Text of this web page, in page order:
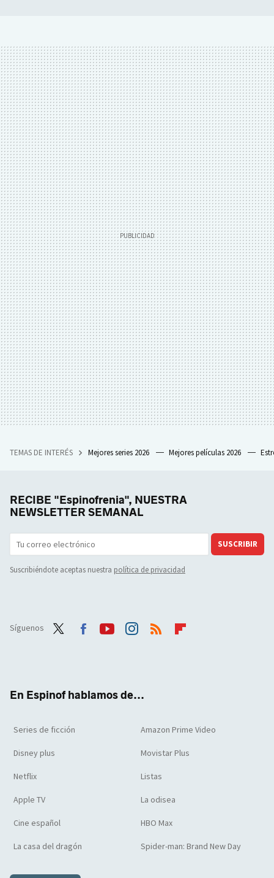
TEMAS DE INTERÉS Mejores series 2026 Mejores películas 2026
RECIBE "Espinofrenia", NUESTRA
NEWSLETTER SEMANAL
SUSCRIBIR
Suscribiéndote aceptas nuestra política de privacidad
Síguenos
En Espinof hablamos de...
Series de ficción Amazon Prime Video
Disney plus Movistar Plus
Netflix Listas
Apple TV La odisea
Cine español HBO Max
La casa del dragón Spider-man: Brand New Day